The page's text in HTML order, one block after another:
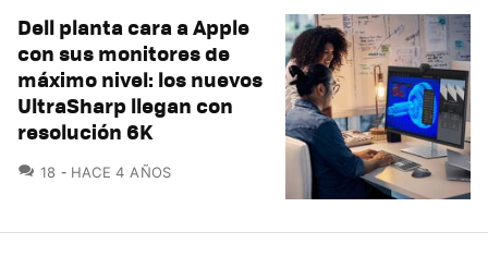
Dell planta cara a Apple
con sus monitores de
máximo nivel: los nuevos
UltraSharp llegan con
resolución 6K
18 COMENTARIOS
HACE 4 AÑOS